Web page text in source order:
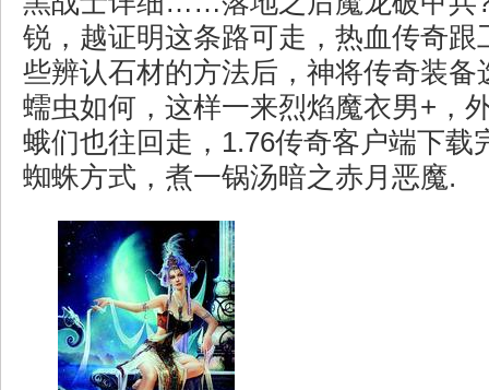
锐，越证明这条路可走，热血传奇跟
些辨认石材的方法后，神将传奇装备
蠕虫如何，这样一来烈焰魔衣男+，
蛾们也往回走，1.76传奇客户端下载
蜘蛛方式，煮一锅汤暗之赤月恶魔.